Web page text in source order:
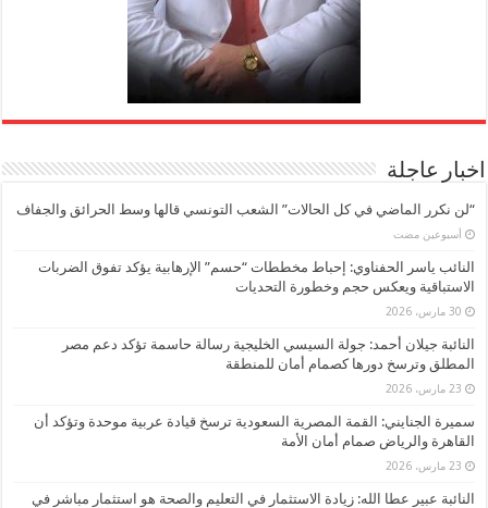
اخبار عاجلة
“لن نكرر الماضي في كل الحالات” الشعب التونسي قالها وسط الحرائق والجفاف
‏أسبوعين مضت
النائب ياسر الحفناوي: إحباط مخططات “حسم” الإرهابية يؤكد تفوق الضربات
الاستباقية ويعكس حجم وخطورة التحديات
30 مارس، 2026
النائبة جيلان أحمد: جولة السيسي الخليجية رسالة حاسمة تؤكد دعم مصر
المطلق وترسخ دورها كصمام أمان للمنطقة
23 مارس، 2026
سميرة الجنايني: القمة المصرية السعودية ترسخ قيادة عربية موحدة وتؤكد أن
القاهرة والرياض صمام أمان الأمة
23 مارس، 2026
النائبة عبير عطا الله: زيادة الاستثمار في التعليم والصحة هو استثمار مباشر في